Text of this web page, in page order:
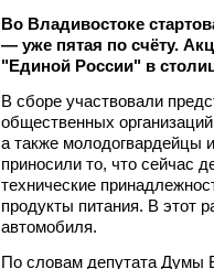
Во Владивостоке
— уже пятая по счёту.
"Единой России" в
В сборе участвовали
общественных
а также молодогвардейцы
приносили то, что сейчас
технические
продукты питания. В этот
автомобиля.
По словам депутата Думы